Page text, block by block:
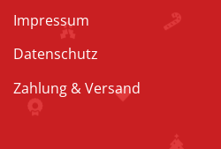
Impressum
Datenschutz
Zahlung & Versand